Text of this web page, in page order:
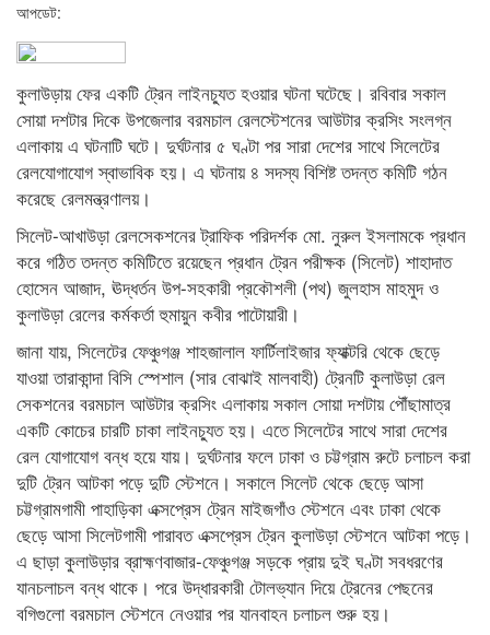
আপডেট:
কুলাউড়ায় ফের একটি ট্রেন লাইনচ্যুত হওয়ার ঘটনা ঘটেছে। রবিবার সকাল
সোয়া দশটার দিকে উপজেলার বরমচাল রেলস্টেশনের আউটার ক্রসিং সংলগ্ন
এলাকায় এ ঘটনাটি ঘটে। দুর্ঘটনার ৫ ঘণ্টা পর সারা দেশের সাথে সিলেটের
রেলযোগাযোগ স্বাভাবিক হয়। এ ঘটনায় ৪ সদস্য বিশিষ্ট তদন্ত কমিটি গঠন
করেছে রেলমন্ত্রণালয়।
সিলেট-আখাউড়া রেলসেকশনের ট্রাফিক পরিদর্শক মো. নুরুল ইসলামকে প্রধান
করে গঠিত তদন্ত কমিটিতে রয়েছেন প্রধান ট্রেন পরীক্ষক (সিলেট) শাহাদাত
হোসেন আজাদ, ঊদ্ধর্তন উপ-সহকারী প্রকৌশলী (পথ) জুলহাস মাহমুদ ও
কুলাউড়া রেলের কর্মকর্তা হুমায়ুন কবীর পাটোয়ারী।
জানা যায়, সিলেটের ফেঞ্চুগঞ্জ শাহজালাল ফার্টিলাইজার ফ্যাক্টরি থেকে ছেড়ে
যাওয়া তারাকান্দা বিসি স্পেশাল (সার বোঝাই মালবাহী) ট্রেনটি কুলাউড়া রেল
সেকশনের বরমচাল আউটার ক্রসিং এলাকায় সকাল সোয়া দশটায় পৌঁছামাত্র
একটি কোচের চারটি চাকা লাইনচ্যুত হয়। এতে সিলেটের সাথে সারা দেশের
রেল যোগাযোগ বন্ধ হয়ে যায়। দুর্ঘটনার ফলে ঢাকা ও চট্টগ্রাম রুটে চলাচল করা
দুটি ট্রেন আটকা পড়ে দুটি স্টেশনে। সকালে সিলেট থেকে ছেড়ে আসা
চট্টগ্রামগামী পাহাড়িকা এক্সপ্রেস ট্রেন মাইজগাঁও স্টেশনে এবং ঢাকা থেকে
ছেড়ে আসা সিলেটগামী পারাবত এক্সপ্রেস ট্রেন কুলাউড়া স্টেশনে আটকা পড়ে।
এ ছাড়া কুলাউড়ার ব্রাহ্মণবাজার-ফেঞ্চুগঞ্জ সড়কে প্রায় দুই ঘণ্টা সবধরণের
যানচলাচল বন্ধ থাকে। পরে উদ্ধারকারী টোলভ্যান দিয়ে ট্রেনের পেছনের
বগিগুলো বরমচাল স্টেশনে নেওয়ার পর যানবাহন চলাচল শুরু হয়।